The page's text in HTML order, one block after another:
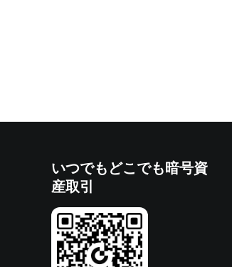
いつでもどこでも暗号資
産取引